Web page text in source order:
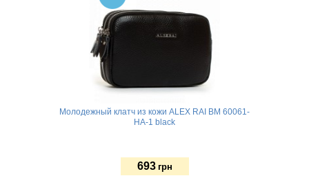
Молодежный клатч из кожи ALEX RAI BM 60061-
HA-1 black
693 грн